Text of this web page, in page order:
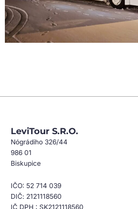
LeviTour S.r.o.
Nógrádiho 326/44
986 01
Biskupice
IČO: 52 714 039
DIČ: 2121118560
IČ DPH : SK2121118560